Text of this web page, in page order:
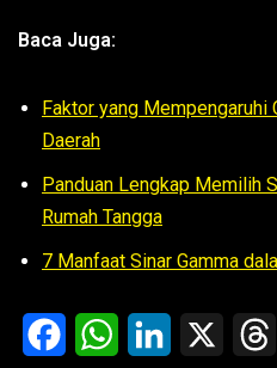
Baca Juga:
Faktor yang Mempengaruhi
Daerah
Panduan Lengkap Memilih
Rumah Tangga
7 Manfaat Sinar Gamma